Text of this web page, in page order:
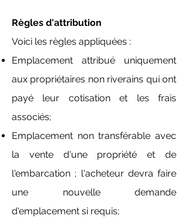
Règles d'attribution
Voici les règles appliquées :
Emplacement attribué uniquement
aux propriétaires non riverains qui ont
payé leur cotisation et les frais
associés;
Emplacement non transférable avec
la vente d'une propriété et de
l'embarcation ; l'acheteur devra faire
une nouvelle demande
d'emplacement si requis;